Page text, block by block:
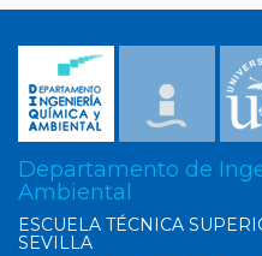
Departamento de
Ambiental
ESCUELA TÉCNICA
SEVILLA